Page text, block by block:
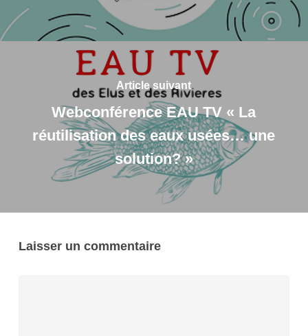
Article suivant
Webconférence EAU TV « La
réutilisation des eaux usées… une
solution? »
Laisser un commentaire